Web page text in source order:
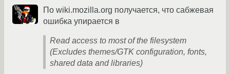
По wiki.mozilla.org получается, что сабжевая
ошибка упирается в
Read access to most of the filesystem
(Excludes themes/GTK configuration, fonts,
shared data and libraries)